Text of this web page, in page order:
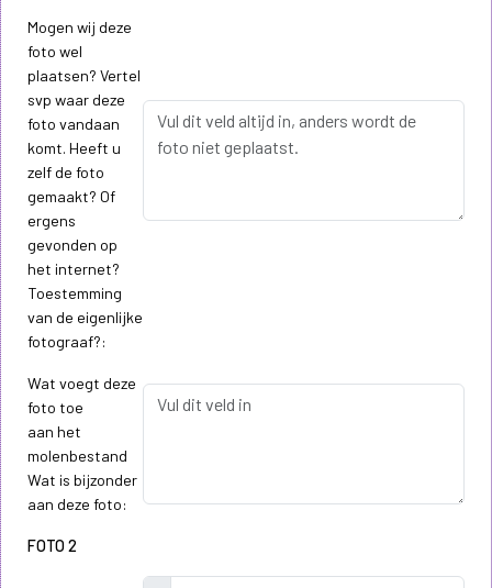
Mogen wij deze
foto wel
plaatsen? Vertel
svp waar deze
foto vandaan
komt. Heeft u
zelf de foto
gemaakt? Of
ergens
gevonden op
het internet?
Toestemming
van de eigenlijke
fotograaf?:
Wat voegt deze
foto toe
aan het
molenbestand
Wat is bijzonder
aan deze foto:
FOTO 2